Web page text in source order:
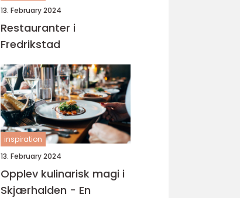
13. February 2024
Restauranter i
Fredrikstad
inspiration
13. February 2024
Opplev kulinarisk magi i
Skjærhalden - En